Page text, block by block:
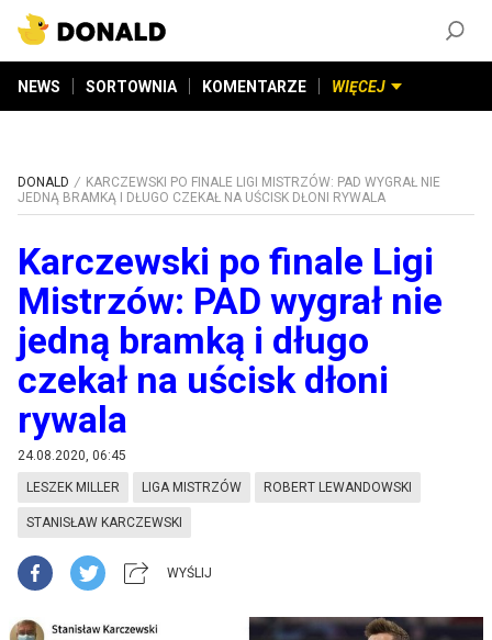
NEWS SORTOWNIA KOMENTARZE WIĘCEJ
DONALD
KARCZEWSKI PO FINALE LIGI MISTRZÓW: PAD WYGRAŁ NIE
JEDNĄ BRAMKĄ I DŁUGO CZEKAŁ NA UŚCISK DŁONI RYWALA
Karczewski po finale Ligi
Mistrzów: PAD wygrał nie
jedną bramką i długo
czekał na uścisk dłoni
rywala
24.08.2020, 06:45
LESZEK MILLER LIGA MISTRZÓW ROBERT LEWANDOWSKI
STANISŁAW KARCZEWSKI
WYŚLIJ